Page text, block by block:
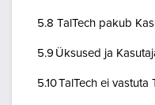
5.8 TalTech pakub
5.9 Üksused ja
5.10 TalTech ei